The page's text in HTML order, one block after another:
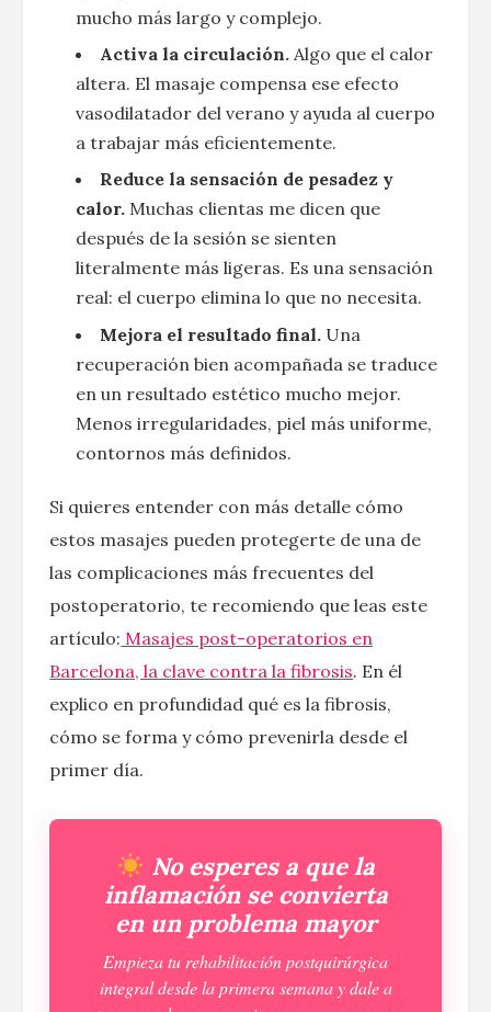
mucho más largo y complejo.
Activa la circulación. Algo que el calor
altera. El masaje compensa ese efecto
vasodilatador del verano y ayuda al cuerpo
a trabajar más eficientemente.
Reduce la sensación de pesadez y
calor. Muchas clientas me dicen que
después de la sesión se sienten
literalmente más ligeras. Es una sensación
real: el cuerpo elimina lo que no necesita.
Mejora el resultado final. Una
recuperación bien acompañada se traduce
en un resultado estético mucho mejor.
Menos irregularidades, piel más uniforme,
contornos más definidos.
Si quieres entender con más detalle cómo
estos masajes pueden protegerte de una de
las complicaciones más frecuentes del
postoperatorio, te recomiendo que leas este
artículo: Masajes post-operatorios en
Barcelona, la clave contra la fibrosis. En él
explico en profundidad qué es la fibrosis,
cómo se forma y cómo prevenirla desde el
primer día.
No esperes a que la
inflamación se convierta
en un problema mayor
Empieza tu rehabilitación postquirúrgica
integral desde la primera semana y dale a